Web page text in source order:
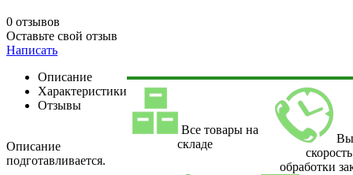
0 отзывов
Оставьте свой отзыв
Написать
Описание
Характеристики
Отзывы
Описание
подготавливается.
Все товары на
складе
скорость
обработки